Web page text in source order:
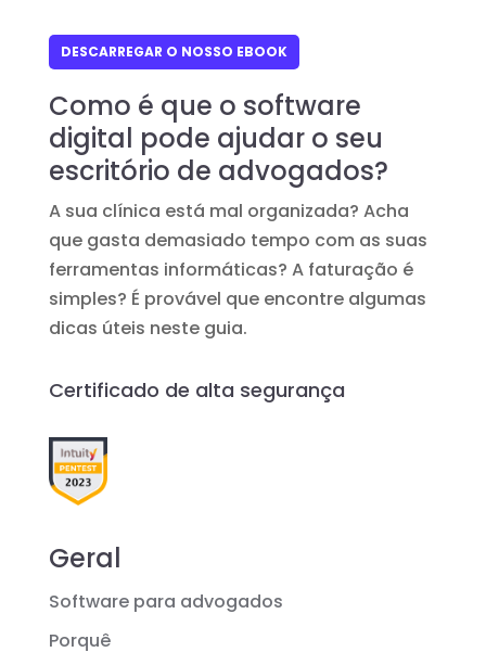
DESCARREGAR O NOSSO EBOOK
Como é que o software
digital pode ajudar o seu
escritório de advogados?
A sua clínica está mal organizada? Acha
que gasta demasiado tempo com as suas
ferramentas informáticas? A faturação é
simples? É provável que encontre algumas
dicas úteis neste guia.
Certificado de alta segurança
Geral
Software para advogados
Porquê